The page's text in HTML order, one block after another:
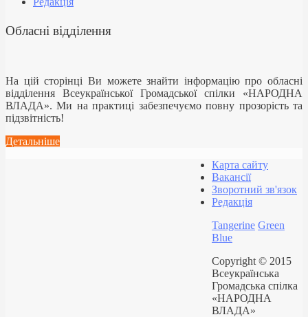
Обласні відділення
На цій сторінці Ви можете знайти інформацію про обласні
відділення Всеукраїнської Громадської спілки «НАРОДНА
ВЛАДА». Ми на практиці забезпечуємо повну прозорість та
підзвітність!
Детальніше
Карта сайту
Вакансії
Зворотний зв'язок
Редакція
Tangerine Green
Blue
Copyright © 2015
Всеукраїнська
Громадська спілка
«НАРОДНА
ВЛАДА»